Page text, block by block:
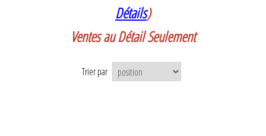
Détails)
Ventes au Détail Seulement
Trier par